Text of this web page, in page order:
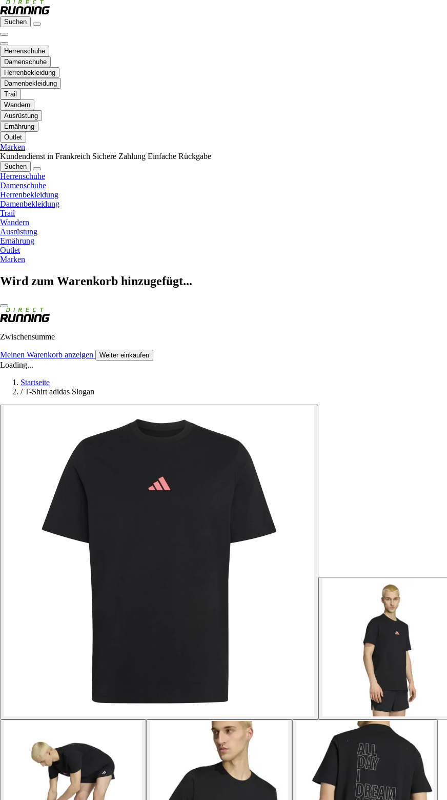
Suchen
Herrenschuhe
Damenschuhe
Herrenbekleidung
Damenbekleidung
Trail
Wandern
Ausrüstung
Ernährung
Outlet
Marken
Kundendienst in Frankreich Sichere Zahlung Einfache Rückgabe
Suchen
Herrenschuhe
Damenschuhe
Herrenbekleidung
Damenbekleidung
Trail
Wandern
Ausrüstung
Ernährung
Outlet
Marken
Wird zum Warenkorb hinzugefügt...
Zwischensumme
Meinen Warenkorb anzeigen Weiter einkaufen
Loading...
Startseite
/ T-Shirt adidas Slogan